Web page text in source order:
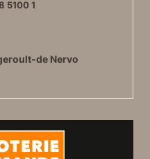
5100 1
de Nervo